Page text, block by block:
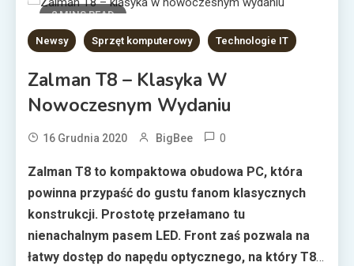
2 MINS READ
Newsy Sprzęt komputerowy Technologie IT
Zalman T8 – Klasyka W
Nowoczesnym Wydaniu
16 Grudnia 2020 BigBee 0
Zalman T8 to kompaktowa obudowa PC, która
powinna przypaść do gustu fanom klasycznych
konstrukcji. Prostotę przełamano tu
nienachalnym pasem LED. Front zaś pozwala na
łatwy dostęp do napędu optycznego, na który T8